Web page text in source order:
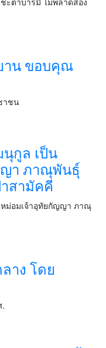
ะตาบารมี ไม่พลาดส่อง
าน ขอบคุณ
าชน
กูล เป็น
า ภาณุพันธุ์
สามัคคี
ม่อมเจ้าอุทัยกัญญา ภาณุ
าง โดย
.